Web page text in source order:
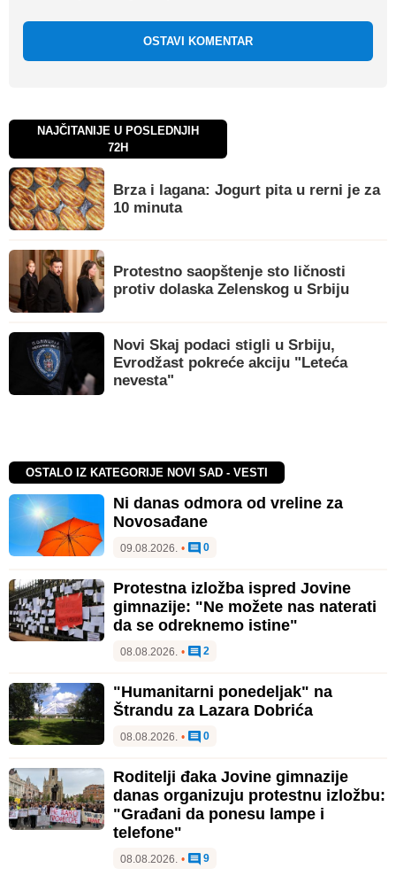
OSTAVI KOMENTAR
NAJČITANIJE U POSLEDNJIH
72H
Brza i lagana: Jogurt pita u rerni je za
10 minuta
Protestno saopštenje sto ličnosti
protiv dolaska Zelenskog u Srbiju
Novi Skaj podaci stigli u Srbiju,
Evrodžast pokreće akciju "Leteća
nevesta"
OSTALO IZ KATEGORIJE NOVI SAD - VESTI
Ni danas odmora od vreline za
Novosađane
09.08.2026. • 0
Protestna izložba ispred Jovine
gimnazije: "Ne možete nas naterati
da se odreknemo istine"
08.08.2026. • 2
"Humanitarni ponedeljak" na
Štrandu za Lazara Dobrića
08.08.2026. • 0
Roditelji đaka Jovine gimnazije
danas organizuju protestnu izložbu:
"Građani da ponesu lampe i
telefone"
08.08.2026. • 9